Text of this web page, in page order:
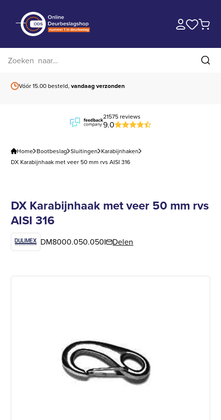
Vóór 15.00 besteld,vandaag verzonden
21575 reviews
9.0
Home Bootbeslag Sluitingen Karabijnhaken
DX Karabijnhaak met veer 50 mm rvs AISI 316
DX Karabijnhaak met veer 50 mm rvs
AISI 316
DM8000.050.050I Delen